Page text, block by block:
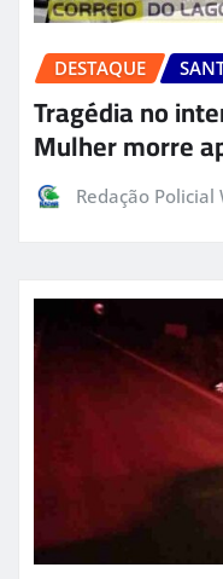
DESTAQUE
Tragédia no
Mulher morre
Redação Policial